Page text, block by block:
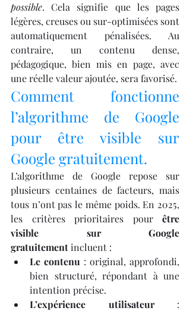
possible. Cela signifie que les pages
légères, creuses ou sur-optimisées sont
automatiquement pénalisées. Au
contraire, un contenu dense,
pédagogique, bien mis en page, avec
une réelle valeur ajoutée, sera favorisé.
Comment fonctionne
l’algorithme de Google
pour être visible sur
Google gratuitement.
L’algorithme de Google repose sur
plusieurs centaines de facteurs, mais
tous n’ont pas le même poids. En 2025,
les critères prioritaires pour être
visible sur Google
gratuitement incluent :
Le contenu : original, approfondi,
bien structuré, répondant à une
intention précise.
L’expérience utilisateur :